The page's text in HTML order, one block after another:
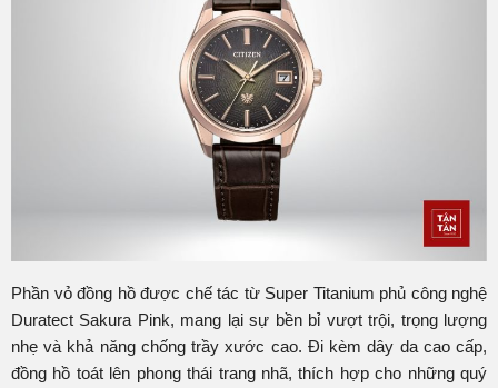
Phần vỏ đồng hồ được chế tác từ Super Titanium phủ công nghệ
Duratect Sakura Pink, mang lại sự bền bỉ vượt trội, trọng lượng
nhẹ và khả năng chống trầy xước cao. Đi kèm dây da cao cấp,
đồng hồ toát lên phong thái trang nhã, thích hợp cho những quý